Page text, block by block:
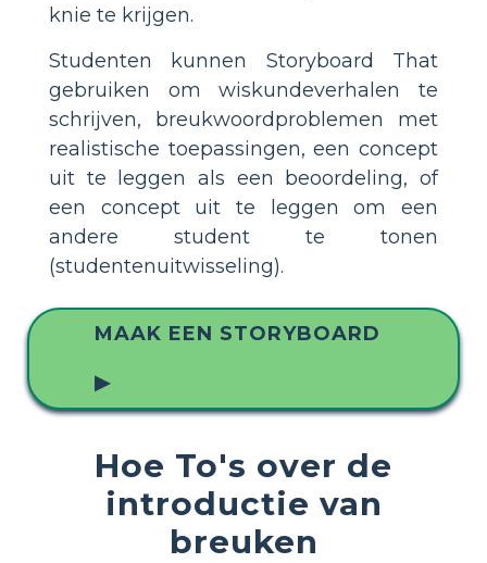
knie te krijgen.
Studenten kunnen Storyboard That
gebruiken om wiskundeverhalen te
schrijven, breukwoordproblemen met
realistische toepassingen, een concept
uit te leggen als een beoordeling, of
een concept uit te leggen om een
andere student te tonen
(studentenuitwisseling).
MAAK EEN STORYBOARD
▶
Hoe To's over de
introductie van
breuken